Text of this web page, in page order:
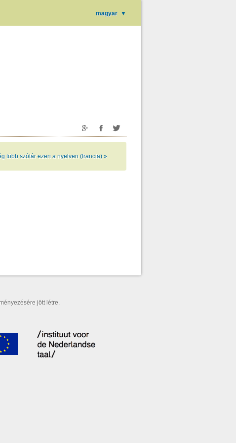
magyar ▼
több szótár ezen a nyelven (francia) »
jött létre.